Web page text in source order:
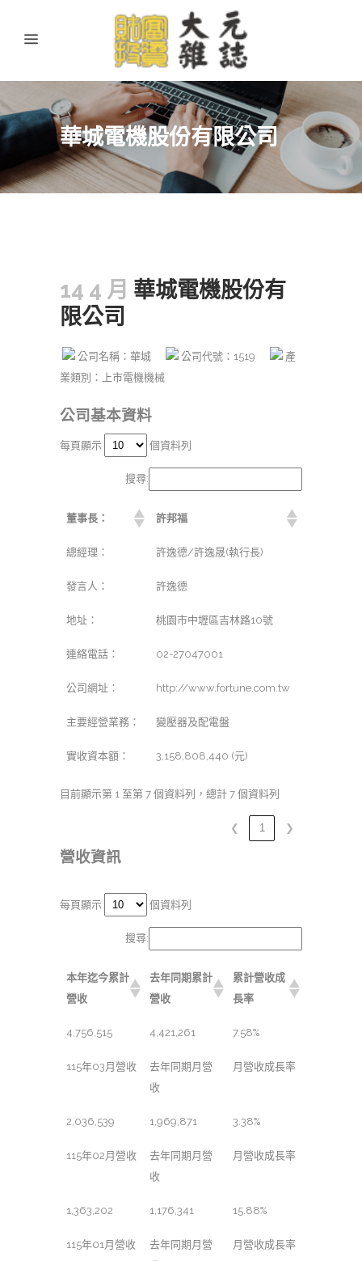
華城電機股份有限公司
14 4 月 華城電機股份有
限公司
公司名稱：華城 公司代號：1519
產
業類別：上市電機機械
公司基本資料
每頁顯示 個資料列
搜尋:
董事長： 許邦福
總經理： 許逸德/許逸晟(執行長)
發言人： 許逸德
地址： 桃園市中壢區吉林路10號
連絡電話： 02-27047001
公司網址： http://www.fortune.com.tw
主要經營業務： 變壓器及配電盤
實收資本額： 3,158,808,440 (元)
目前顯示第 1 至第 7 個資料列，總計 7 個資料列
❮ 1 ❯
營收資訊
每頁顯示 個資料列
搜尋:
本年迄今累計
營收
去年同期累計
營收
累計營收成
長率
4,756,515 4,421,261 7.58%
115年03月營收
去年同期月營
收
月營收成長率
2,036,539 1,969,871 3.38%
115年02月營收
去年同期月營
收
月營收成長率
1,363,202 1,176,341 15.88%
115年01月營收
去年同期月營
月營收成長率